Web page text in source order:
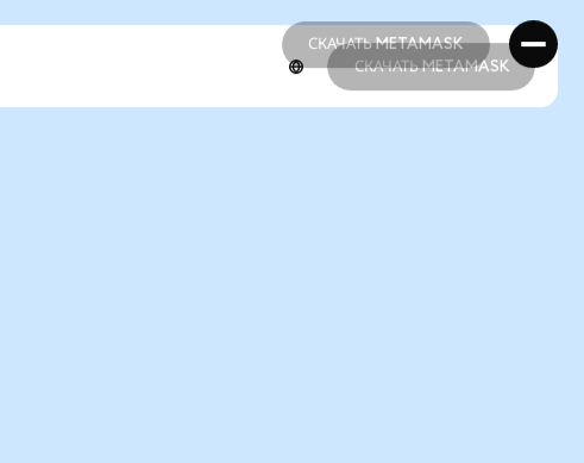
СКАЧАТЬ METAMASK
СКАЧАТЬ METAMASK
СКАЧАТЬ METAMASK